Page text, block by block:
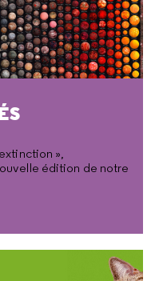
»,
édition de notre